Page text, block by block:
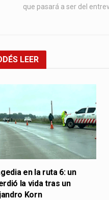
que pasará a ser del
LEER
en la ruta 6: un
la vida tras un
Korn